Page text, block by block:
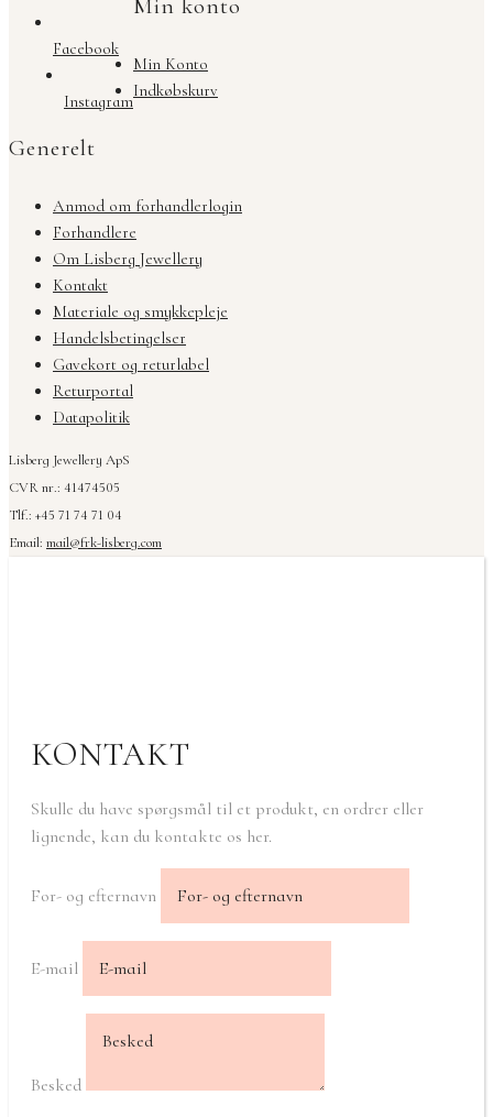
Facebook
Instagram
Min konto
Min Konto
Indkøbskurv
Generelt
Anmod om forhandlerlogin
Forhandlere
Om Lisberg Jewellery
Kontakt
Materiale og smykkepleje
Handelsbetingelser
Gavekort og returlabel
Returportal
Datapolitik
Lisberg Jewellery ApS
CVR nr.: 41474505
Tlf.: +45 71 74 71 04
Email: mail@frk-lisberg.com
KONTAKT
Skulle du have spørgsmål til et produkt, en ordrer eller
lignende, kan du kontakte os her.
For- og efternavn
E-mail
Besked